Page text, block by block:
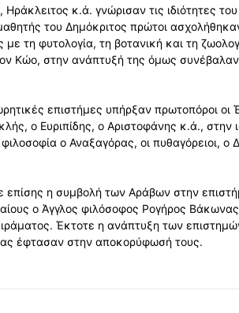
κ.ά. γνώρισαν τις ιδιότητες
του Δημόκριτος πρώτοι
τη φυτολογία, τη βοτανική και τη
Κώο, στην ανάπτυξή της όμως
επιστήμες υπήρξαν πρωτοπόροι
ο Ευριπίδης, ο Αριστοφάνης κ.ά., στην
ο Αναξαγόρας, οι πυθαγόρειοι,
επίσης η συμβολή των Αράβων στην
ο Άγγλος φιλόσοφος Ρογήρος Βάκωνας
Έκτοτε η ανάπτυξη των
έφτασαν στην αποκορύφωσή τους.